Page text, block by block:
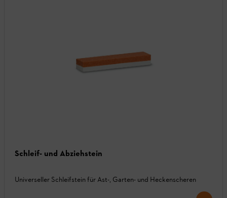
Schleif- und Abziehstein
Universeller Schleifstein für Ast-, Garten- und Heckenscheren